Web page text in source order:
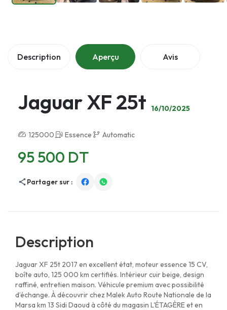
Description Aperçu Avis
Jaguar XF 25t 16/10/2025
125000 Essence Automatic
95 500 DT
Partager sur :
Description
Jaguar XF 25t 2017 en excellent état, moteur essence 15 CV,
boîte auto, 125 000 km certifiés. Intérieur cuir beige, design
raffiné, entretien maison. Véhicule premium avec possibilité
d’échange. À découvrir chez Malek Auto Route Nationale de la
Marsa km 13 Sidi Daoud à côté du magasin L'ÉTAGÈRE et en